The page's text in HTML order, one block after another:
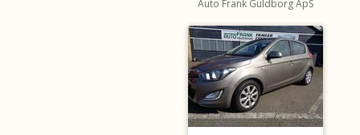
Auto Frank Guldborg ApS